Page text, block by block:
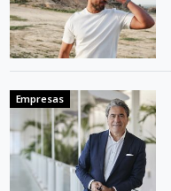
Empresas